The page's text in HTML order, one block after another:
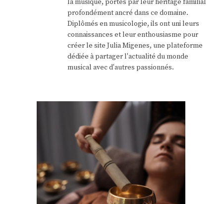
la musique, portés par leur héritage familial
profondément ancré dans ce domaine.
Diplômés en musicologie, ils ont uni leurs
connaissances et leur enthousiasme pour
créer le site Julia Migenes, une plateforme
dédiée à partager l'actualité du monde
musical avec d'autres passionnés.